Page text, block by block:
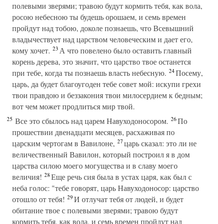
полевыми зверями; травою будут кормить тебя, как вола,
росою небесною ты будешь орошаем, и семь времен
пройдут над тобою, доколе познаешь, что Всевышний
владычествует над царством человеческим и дает его,
кому хочет. 23А что повелено было оставить главный
корень дерева, это значит, что царство твое останется
при тебе, когда ты познаешь власть небесную. 24Посему,
царь, да будет благоугоден тебе совет мой: искупи грехи
твои правдою и беззакония твои милосердием к бедным;
вот чем может продлиться мир твой.
25 Все это сбылось над царем Навуходоносором. 26По
прошествии двенадцати месяцев, расхаживая по
царским чертогам в Вавилоне, 27царь сказал: это ли не
величественный Вавилон, который построил я в дом
царства силою моего могущества и в славу моего
величия! 28Еще речь сия была в устах царя, как был с
неба голос: "тебе говорят, царь Навуходоносор: царство
отошло от тебя! 29И отлучат тебя от людей, и будет
обитание твое с полевыми зверями; травою будут
кормить тебя, как вола, и семь времен пройдут над